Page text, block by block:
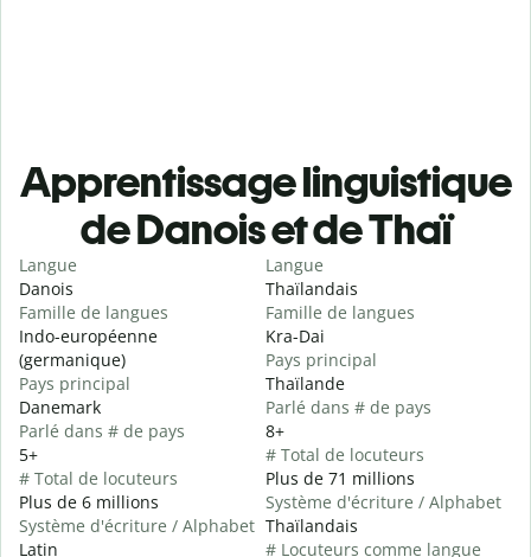
Apprentissage linguistique
de Danois et de Thaï
Langue
Danois
Famille de langues
Indo-européenne
(germanique)
Pays principal
Danemark
Parlé dans # de pays
5+
# Total de locuteurs
Plus de 6 millions
Système d'écriture / Alphabet
Latin
Langue
Thaïlandais
Famille de langues
Kra-Dai
Pays principal
Thaïlande
Parlé dans # de pays
8+
# Total de locuteurs
Plus de 71 millions
Système d'écriture / Alphabet
Thaïlandais
# Locuteurs comme langue